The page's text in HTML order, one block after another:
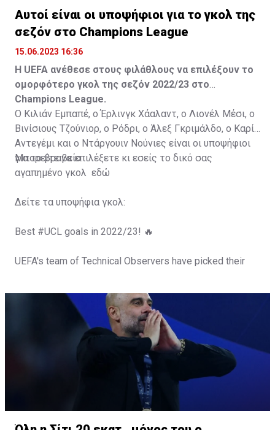
Αυτοί είναι οι υποψήφιοι για το γκολ της
σεζόν στο Champions League
15.06.2023 16:36
Η UEFA ανέθεσε στους φιλάθλους να επιλέξουν το
ομορφότερο γκολ της σεζόν 2022/23 στο
Champions League.
Ο Κιλιάν Εμπαπέ, ο Έρλινγκ Χάαλαντ, ο Λιονέλ Μέσι, ο
Βινίσιους Τζούνιορ, ο Ρόδρι, ο Άλεξ Γκριμάλδο, ο Καρίμ
Αντεγέμι και ο Ντάργουιν Νούνιες είναι οι υποψήφιοι
για το βραβείο.
Μπορείτε να επιλέξετε κι εσείς το δικό σας
αγαπημένο γκολ εδώ
Δείτε τα υποψήφια γκολ:
Best #UCL goals in 2022/23! 🔥
UEFA's team of Technical Observers have picked their
Now vote for your favourite! 👇#UCLGOTT
— UEFA Champions League (@ChampionsLeague)